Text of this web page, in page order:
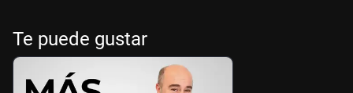
Te puede gustar